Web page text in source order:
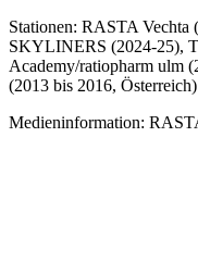
Stationen: RASTA Vechta
SKYLINERS (2024-25),
Academy/ratiopharm ulm
(2013 bis 2016, Österreich)
Medieninformation: